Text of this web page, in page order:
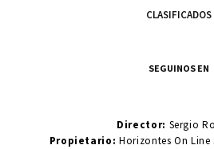
CLASIFICADOS
SEGUINOS EN
Director: Sergio
Propietario:Horizontes On Line